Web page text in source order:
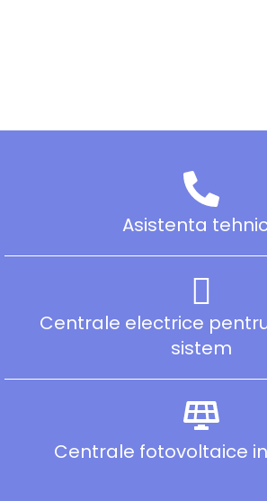
Asistenta
Centrale electrice
sistem
Centrale fotovoltaice